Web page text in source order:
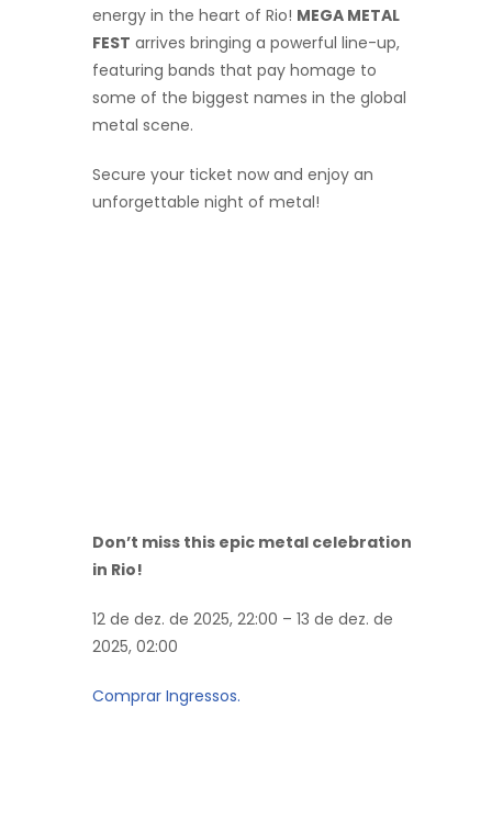
energy in the heart of Rio! MEGA METAL
FEST arrives bringing a powerful line-up,
featuring bands that pay homage to
some of the biggest names in the global
metal scene.
Secure your ticket now and enjoy an
unforgettable night of metal!
Don’t miss this epic metal celebration
in Rio!
12 de dez. de 2025, 22:00 – 13 de dez. de
2025, 02:00
Comprar Ingressos.